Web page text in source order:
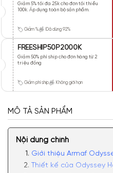
Giảm 5% tối đa 25k cho đơn tối thiểu
100k. Áp dụng toàn bộ sản phẩm.
Giảm % Đã dùng 92%
FREESHIP50P2000K
Giảm 50% phí ship cho đơn hàng từ 2
triệu đồng
Giảm phí ship Không giới hạn
MÔ TẢ SẢN PHẨM
Nội dung chính
Giới thiệu Armaf
Thiết kế của Odyssey